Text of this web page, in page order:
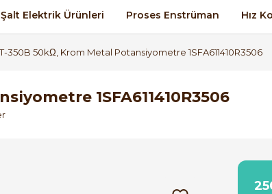
Şalt Elektrik Ürünleri Proses Enstrüman Hız
350B 50kΩ, Krom Metal Potansiyometre 1SFA611410R3506
1SFA611410R3506